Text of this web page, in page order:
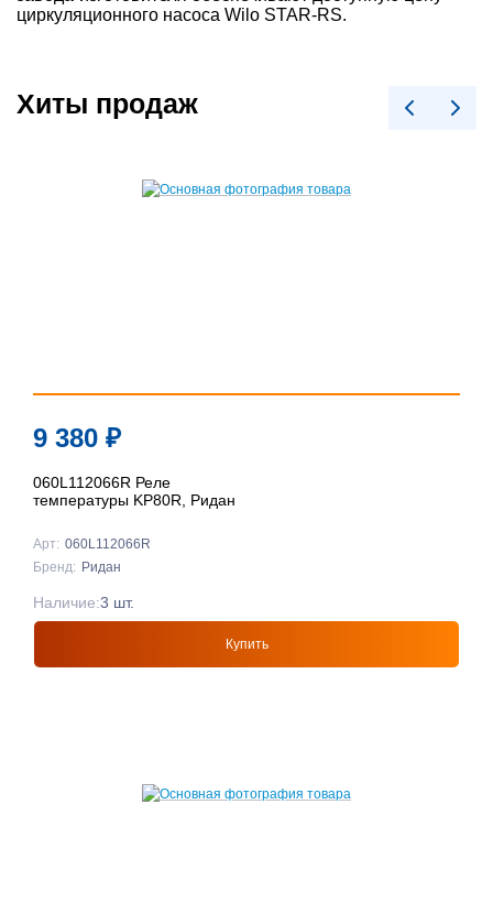
циркуляционного насоса Wilo STAR-RS.
Хиты продаж
9 380 ₽
060L112066R Реле
температуры KP80R, Ридан
Арт: 060L112066R
Бренд: Ридан
Купить
Наличие:3 шт.